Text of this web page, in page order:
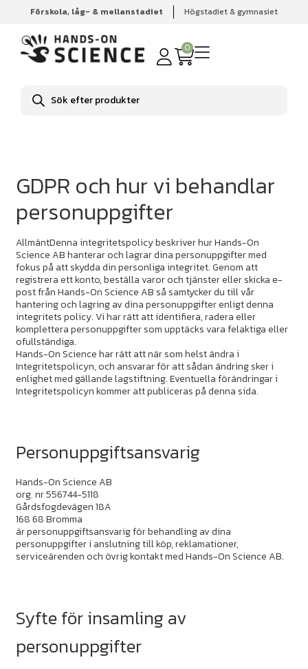
Förskola, låg- & mellanstadiet Högstadiet & gymnasiet
0
Produktsökning
Hem Integritetspolicy
GDPR och hur vi behandlar
personuppgifter
AllmäntDenna integritetspolicy beskriver hur Hands-On
Science AB hanterar och lagrar dina personuppgifter med
fokus på att skydda din personliga integritet. Genom att
registrera ett konto, beställa varor och tjänster eller skicka e-
post från Hands-On Science AB så samtycker du till vår
hantering och lagring av dina personuppgifter enligt denna
integritets policy. Vi har rätt att identifiera, radera eller
komplettera personuppgifter som upptäcks vara felaktiga eller
ofullständiga.
Hands-On Science har rätt att när som helst ändra i
Integritetspolicyn, och ansvarar för att sådan ändring sker i
enlighet med gällande lagstiftning. Eventuella förändringar i
Integritetspolicyn kommer att publiceras på denna sida.
Personuppgiftsansvarig
Hands-On Science AB
org. nr 556744-5118
Gårdsfogdevägen 18A
168 68 Bromma
är personuppgiftsansvarig för behandling av dina
personuppgifter i anslutning till köp, reklamationer,
serviceärenden och övrig kontakt med Hands-On Science AB.
Syfte för insamling av
personuppgifter